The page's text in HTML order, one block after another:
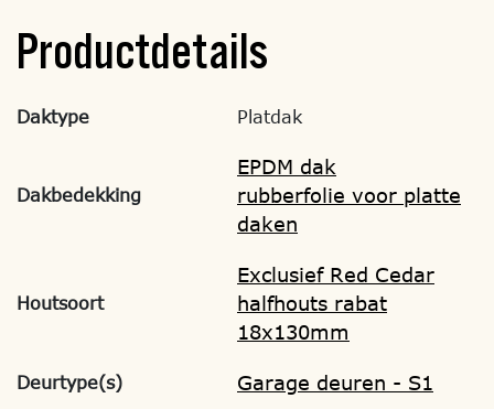
Productdetails
Daktype Platdak
Dakbedekking
EPDM dak
rubberfolie voor platte
daken
Houtsoort
Exclusief Red Cedar
halfhouts rabat
18x130mm
Deurtype(s) Garage deuren - S1